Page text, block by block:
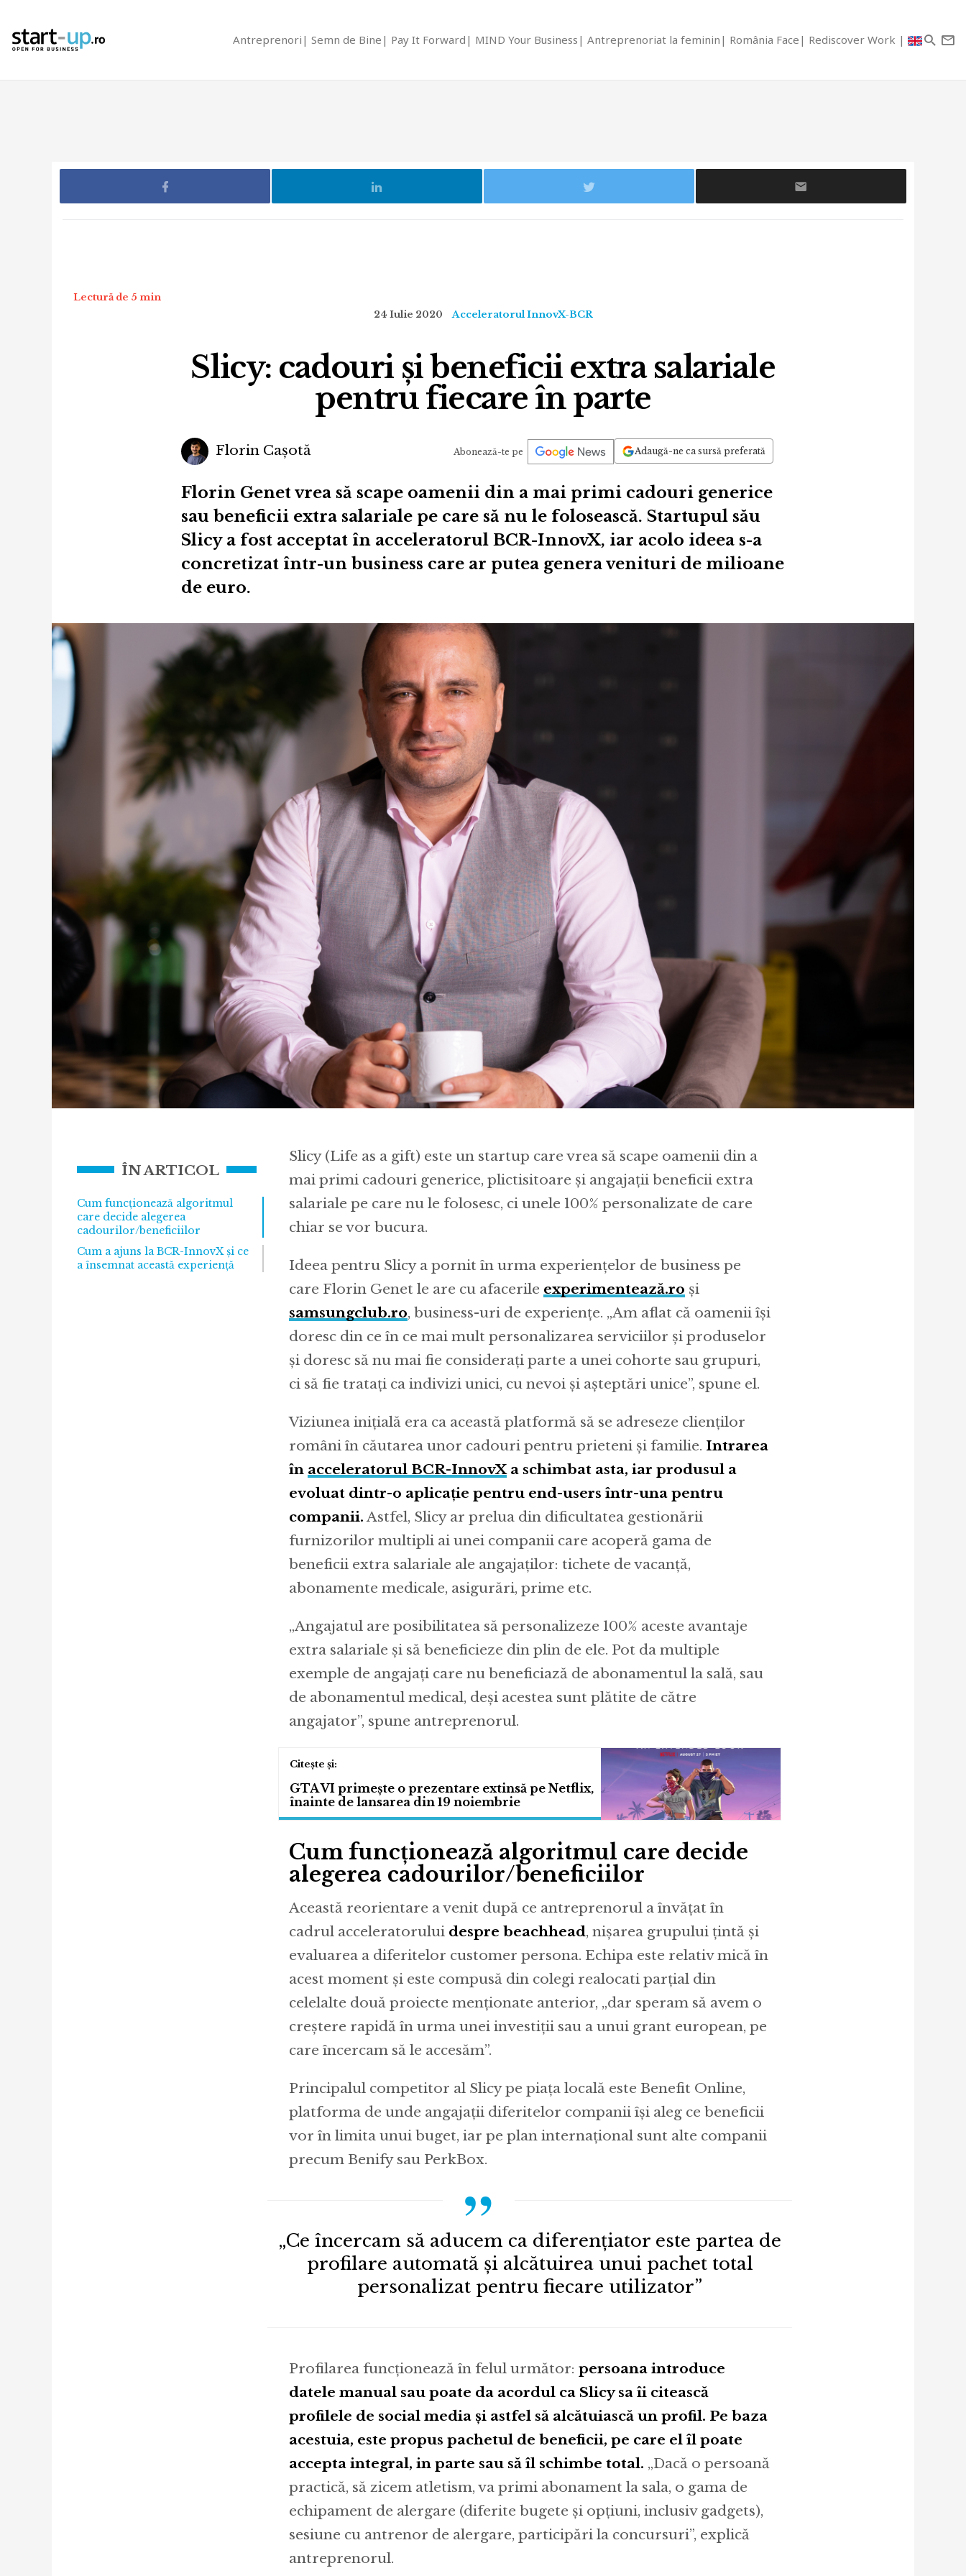
Antreprenori Semn de Bine Pay It Forward MIND Your Business Antreprenoriat la feminin România Face Rediscover Work
Lectură de 5 min
24 Iulie 2020
Acceleratorul InnovX-BCR
Slicy: cadouri și beneficii extra salariale
pentru fiecare în parte
Florin Cașotă Abonează-te pe Adaugă-ne ca sursă preferată
Florin Genet vrea să scape oamenii din a mai primi cadouri generice
sau beneficii extra salariale pe care să nu le folosească. Startupul său
Slicy a fost acceptat în acceleratorul BCR-InnovX, iar acolo ideea s-a
concretizat într-un business care ar putea genera venituri de milioane
de euro.
ÎN ARTICOL
Cum funcționează algoritmul
care decide alegerea
cadourilor/beneficiilor
Cum a ajuns la BCR-InnovX și ce
a însemnat această experiență
Slicy (Life as a gift) este un startup care vrea să scape oamenii din a
mai primi cadouri generice, plictisitoare și angajații beneficii extra
salariale pe care nu le folosesc, ci unele 100% personalizate de care
chiar se vor bucura.
Ideea pentru Slicy a pornit în urma experiențelor de business pe
care Florin Genet le are cu afacerile experimentează.ro și
samsungclub.ro, business-uri de experiențe. „Am aflat că oamenii își
doresc din ce în ce mai mult personalizarea serviciilor și produselor
și doresc să nu mai fie considerați parte a unei cohorte sau grupuri,
ci să fie tratați ca indivizi unici, cu nevoi și așteptări unice”, spune el.
Viziunea inițială era ca această platformă să se adreseze clienților
români în căutarea unor cadouri pentru prieteni și familie. Intrarea
în acceleratorul BCR-InnovXa schimbat asta, iar produsul a
evoluat dintr-o aplicație pentru end-users într-una pentru
companii. Astfel, Slicy ar prelua din dificultatea gestionării
furnizorilor multipli ai unei companii care acoperă gama de
beneficii extra salariale ale angajaților: tichete de vacanță,
abonamente medicale, asigurări, prime etc.
„Angajatul are posibilitatea să personalizeze 100% aceste avantaje
extra salariale și să beneficieze din plin de ele. Pot da multiple
exemple de angajați care nu beneficiază de abonamentul la sală, sau
de abonamentul medical, deși acestea sunt plătite de către
angajator”, spune antreprenorul.
GTA VI primește o prezentare extinsă pe Netflix,
înainte de lansarea din 19 noiembrie
Cum funcționează algoritmul care decide
alegerea cadourilor/beneficiilor
Această reorientare a venit după ce antreprenorul a învățat în
cadrul acceleratorului despre beachhead, nișarea grupului țintă și
evaluarea a diferitelor customer persona. Echipa este relativ mică în
acest moment și este compusă din colegi realocati parțial din
celelalte două proiecte menționate anterior, „dar speram să avem o
creștere rapidă în urma unei investiții sau a unui grant european, pe
care încercam să le accesăm”.
Principalul competitor al Slicy pe piața locală este Benefit Online,
platforma de unde angajații diferitelor companii își aleg ce beneficii
vor în limita unui buget, iar pe plan internațional sunt alte companii
precum Benify sau PerkBox.
„Ce încercam să aducem ca diferențiator este partea de
profilare automată și alcătuirea unui pachet total
personalizat pentru fiecare utilizator”
Profilarea funcționează în felul următor: persoana introduce
datele manual sau poate da acordul ca Slicy sa îi citească
profilele de social media și astfel să alcătuiască un profil. Pe baza
acestuia, este propus pachetul de beneficii, pe care el îl poate
accepta integral, in parte sau să îl schimbe total. „Dacă o persoană
practică, să zicem atletism, va primi abonament la sala, o gama de
echipament de alergare (diferite bugete și opțiuni, inclusiv gadgets),
sesiune cu antrenor de alergare, participări la concursuri”, explică
antreprenorul.